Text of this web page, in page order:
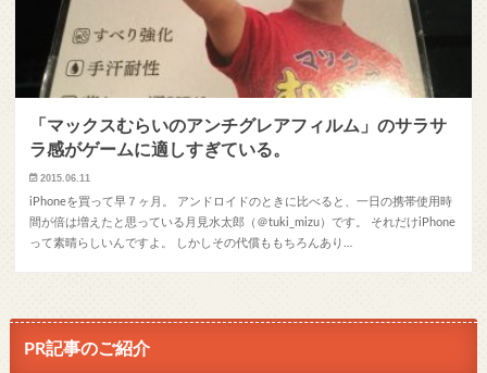
「マックスむらいのアンチグレアフィルム」のサラサ
ラ感がゲームに適しすぎている。
2015.06.11
iPhoneを買って早７ヶ月。 アンドロイドのときに比べると、一日の携帯使用時
間が倍は増えたと思っている月見水太郎（＠tuki_mizu）です。 それだけiPhone
って素晴らしいんですよ。 しかしその代償ももちろんあり…
PR記事のご紹介